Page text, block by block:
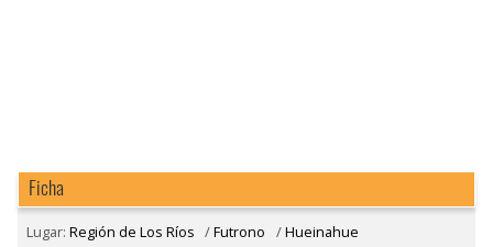
Ficha
Lugar: Región de Los Ríos /Futrono /Hueinahue